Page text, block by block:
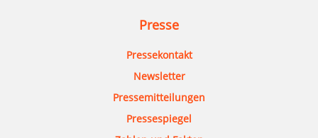
Presse
Pressekontakt
Newsletter
Pressemitteilungen
Pressespiegel